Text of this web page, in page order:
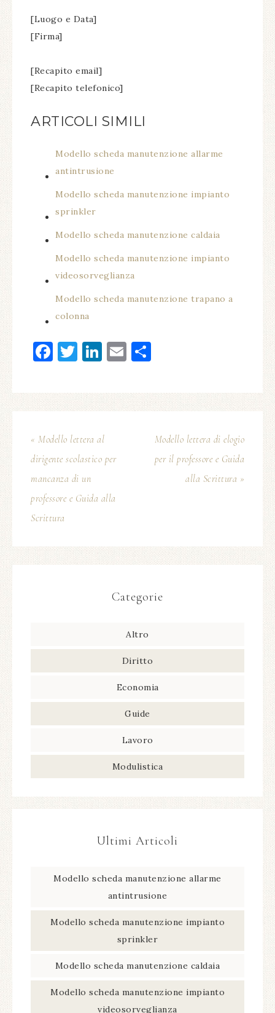
[Luogo e Data]
[Firma]
[Recapito email]
[Recapito telefonico]
ARTICOLI SIMILI
Modello scheda manutenzione allarme
antintrusione​
Modello scheda manutenzione impianto
sprinkler​
Modello scheda manutenzione caldaia​
Modello scheda manutenzione impianto
videosorveglianza​
Modello scheda manutenzione trapano a
colonna​
Facebook
Twitter
LinkedIn
Email
« Modello lettera al
dirigente scolastico per
mancanza di un
professore e Guida alla
Scrittura
Modello lettera di elogio
per il professore e Guida
alla Scrittura »
Categorie
Altro
Diritto
Economia
Guide
Lavoro
Modulistica
Ultimi Articoli
Modello scheda manutenzione allarme
antintrusione​
Modello scheda manutenzione impianto
sprinkler​
Modello scheda manutenzione caldaia​
Modello scheda manutenzione impianto
videosorveglianza​